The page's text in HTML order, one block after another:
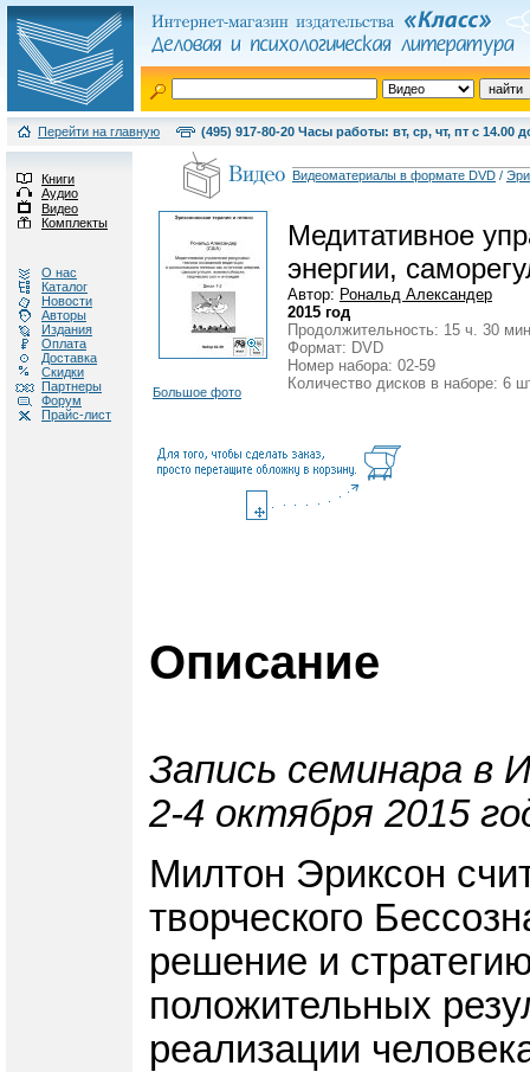
Перейти на главную (495) 917-80-20 Часы работы: вт, ср, чт, пт с 14.00
Книги
Аудио
Видео
Комплекты
О нас
Каталог
Новости
Авторы
Издания
Оплата
Доставка
Скидки
Партнеры
Форум
Прайс-лист
Видеоматериалы в формате DVD /
Большое фото
Медитативное
энергии,
Автор: Рональд Александер
2015 год
Продолжительность: 15 ч. 30
Формат: DVD
Номер набора: 02-59
Количество дисков в наборе: 6
Описание
Запись семинара в
2-4 октября 2015
Милтон Эриксон
творческого
решение и
положительных
реализации